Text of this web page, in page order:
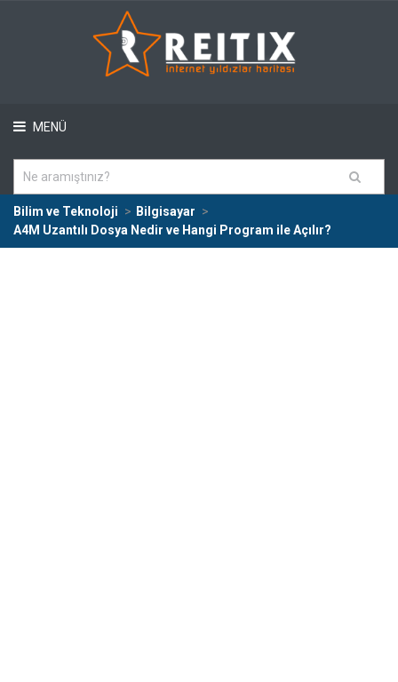
MENÜ
Bilim ve Teknoloji
Bilgisayar
A4M Uzantılı Dosya Nedir ve Hangi Program ile Açılır?